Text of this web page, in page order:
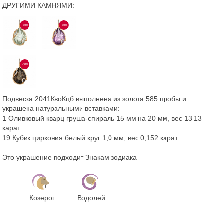
ДРУГИМИ КАМНЯМИ:
-50% -50%
-50%
Подвеска 2041КвоКцб выполнена из золота 585 пробы и
украшена натуральными вставками:
1 Оливковый кварц груша-спираль 15 мм на 20 мм, вес 13,13
карат
19 Кубик циркония белый круг 1,0 мм, вес 0,152 карат
Это украшение подходит Знакам зодиака
Козерог Водолей